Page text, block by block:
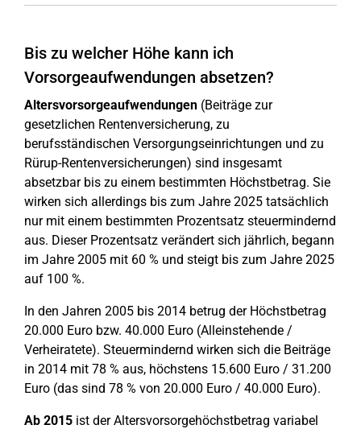
Bis zu welcher Höhe kann ich
Vorsorgeaufwendungen absetzen?
Altersvorsorgeaufwendungen (Beiträge zur
gesetzlichen Rentenversicherung, zu
berufsständischen Versorgungseinrichtungen und zu
Rürup-Rentenversicherungen) sind insgesamt
absetzbar bis zu einem bestimmten Höchstbetrag. Sie
wirken sich allerdings bis zum Jahre 2025 tatsächlich
nur mit einem bestimmten Prozentsatz steuermindernd
aus. Dieser Prozentsatz verändert sich jährlich, begann
im Jahre 2005 mit 60 % und steigt bis zum Jahre 2025
auf 100 %.
In den Jahren 2005 bis 2014 betrug der Höchstbetrag
20.000 Euro bzw. 40.000 Euro (Alleinstehende /
Verheiratete). Steuermindernd wirken sich die Beiträge
in 2014 mit 78 % aus, höchstens 15.600 Euro / 31.200
Euro (das sind 78 % von 20.000 Euro / 40.000 Euro).
Ab 2015 ist der Altersvorsorgehöchstbetrag variabel